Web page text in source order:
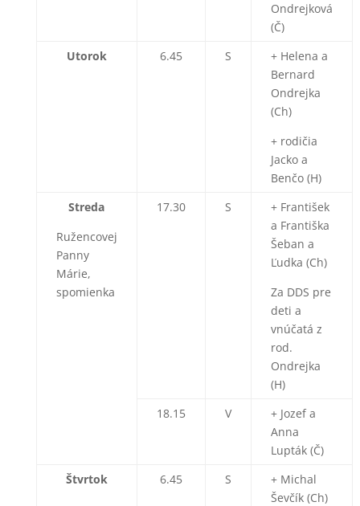
Ondrejková
(Č)
Utorok
6.45 S
+ Helena a
Bernard
Ondrejka
(Ch)
+ rodičia
Jacko a
Benčo (H)
Streda
Ružencovej
Panny
Márie,
spomienka
17.30 S
+ František
a Františka
Šeban a
Ľudka (Ch)
Za DDS pre
deti a
vnúčatá z
rod.
Ondrejka
(H)
18.15
V
+ Jozef a
Anna
Lupták (Č)
Štvrtok
6.45 S
+ Michal
Ševčík (Ch)